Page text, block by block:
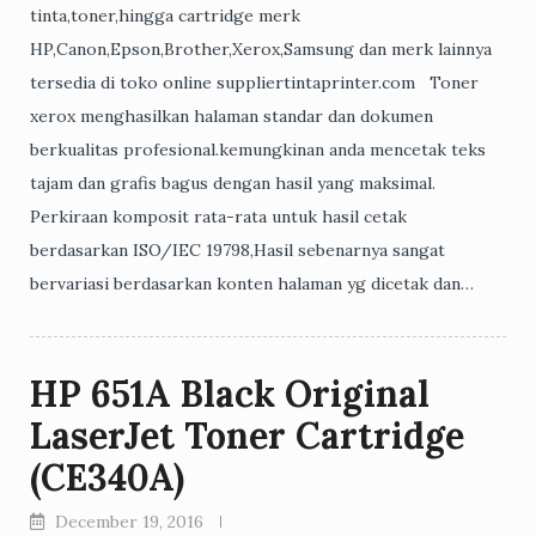
tinta,toner,hingga cartridge merk
HP,Canon,Epson,Brother,Xerox,Samsung dan merk lainnya
tersedia di toko online suppliertintaprinter.com Toner
xerox menghasilkan halaman standar dan dokumen
berkualitas profesional.kemungkinan anda mencetak teks
tajam dan grafis bagus dengan hasil yang maksimal.
Perkiraan komposit rata-rata untuk hasil cetak
berdasarkan ISO/IEC 19798,Hasil sebenarnya sangat
bervariasi berdasarkan konten halaman yg dicetak dan…
HP 651A Black Original
LaserJet Toner Cartridge
(CE340A)
December 19, 2016